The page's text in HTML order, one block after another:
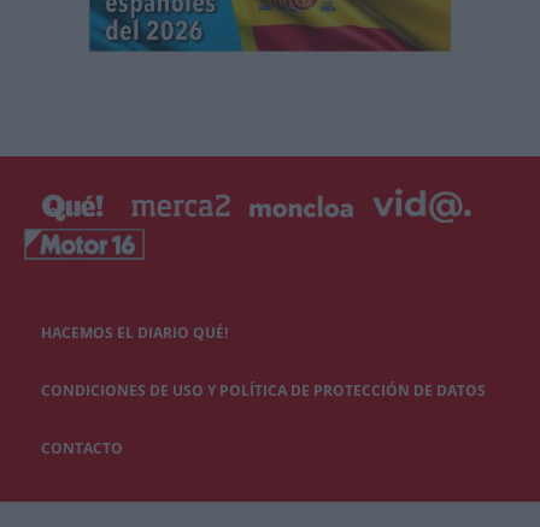
HACEMOS EL DIARIO QUÉ!
CONDICIONES DE USO Y POLÍTICA DE PROTECCIÓN DE DATOS
CONTACTO